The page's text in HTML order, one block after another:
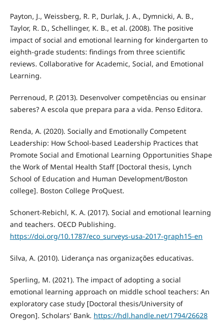
Payton, J., Weissberg, R. P., Durlak, J. A., Dymnicki, A. B.,
Taylor, R. D., Schellinger, K. B., et al. (2008). The positive
impact of social and emotional learning for kindergarten to
eighth-grade students: findings from three scientific
reviews. Collaborative for Academic, Social, and Emotional
Learning.
Perrenoud, P. (2013). Desenvolver competências ou ensinar
saberes? A escola que prepara para a vida. Penso Editora.
Renda, A. (2020). Socially and Emotionally Competent
Leadership: How School-based Leadership Practices that
Promote Social and Emotional Learning Opportunities Shape
the Work of Mental Health Staff [Doctoral thesis, Lynch
School of Education and Human Development/Boston
college]. Boston College ProQuest.
Schonert-Rebichl, K. A. (2017). Social and emotional learning
and teachers. OECD Publishing.
https://doi.org/10.1787/eco_surveys-usa-2017-graph15-en
Silva, A. (2010). Liderança nas organizações educativas.
Sperling, M. (2021). The impact of adopting a social
emotional learning approach on middle school teachers: An
exploratory case study [Doctoral thesis/University of
Oregon]. Scholars' Bank. https://hdl.handle.net/1794/26628